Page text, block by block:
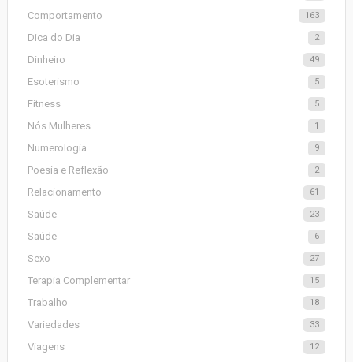
Comportamento 163
Dica do Dia 2
Dinheiro 49
Esoterismo 5
Fitness 5
Nós Mulheres 1
Numerologia 9
Poesia e Reflexão 2
Relacionamento 61
Saúde 23
Saúde 6
Sexo 27
Terapia Complementar 15
Trabalho 18
Variedades 33
Viagens 12